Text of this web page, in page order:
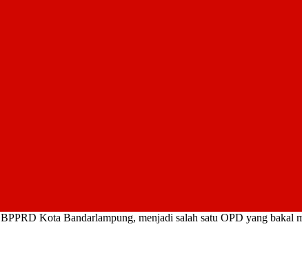
BPPRD Kota Bandarlampung, menjadi salah satu OPD yang bakal